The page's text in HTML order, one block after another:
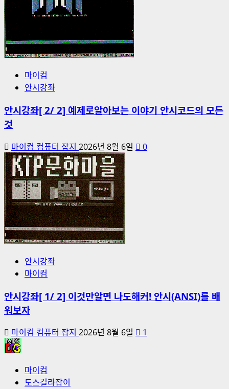
마이컴
안시강좌
안시강좌[ 2/ 2] 예제로알아보는 이야기 안시코드의 모든
것
마이컴 컴퓨터 잡지 2026년 8월 6일 0
안시강좌
마이컴
안시강좌[ 1/ 2] 이것만알면 나도해커! 안시(ANSI)를 배
워보자
마이컴 컴퓨터 잡지 2026년 8월 6일 1
마이컴
도스길라잡이